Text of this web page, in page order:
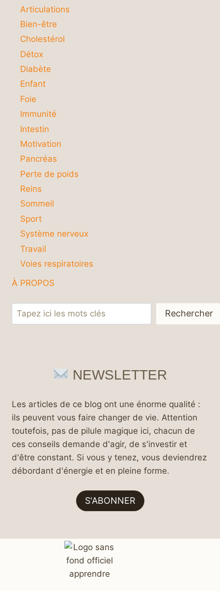
Articulations
Bien-être
Cholestérol
Détox
Diabète
Enfant
Foie
Immunité
Intestin
Motivation
Pancréas
Perte de poids
Reins
Sommeil
Sport
Système nerveux
Travail
Voies respiratoires
À PROPOS
Rechercher Rechercher
NEWSLETTER
Les articles de ce blog ont une énorme qualité :
ils peuvent vous faire changer de vie. Attention
toutefois, pas de pilule magique ici, chacun de
ces conseils demande d'agir, de s'investir et
d'être constant. Si vous y tenez, vous deviendrez
débordant d'énergie et en pleine forme.
S'ABONNER